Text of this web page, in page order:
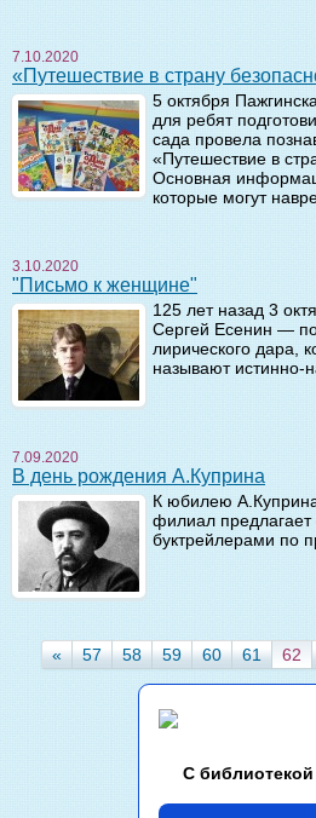
7.10.2020
«Путешествие в страну
5 октября
для ребят
сада провела
«Путешествие в
Основная
которые могут
3.10.2020
"Письмо к женщине"
125 лет назад 3
Сергей Есенин —
лирического дара,
называют истинно-
7.09.2020
В день рождения А.Куприна
К юбилею
филиал предлагает
буктрейлерами по
« 57 58 59 60 61 62
С